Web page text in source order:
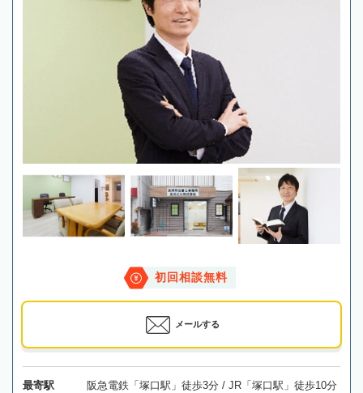
初回相談無料
メールする
最寄駅 阪急電鉄「塚口駅」徒歩3分 / JR「塚口駅」徒歩10分